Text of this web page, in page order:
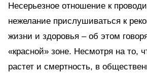
Несерьезное отношение к
нежелание прислушиваться к
жизни и здоровья – об этом
«красной» зоне. Несмотря на то,
растет и смертность, в